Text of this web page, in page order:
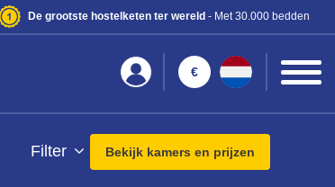
De grootste hostelketen ter wereld- Met 30.000 bedden
€
Filter Bekijk kamers en prijzen